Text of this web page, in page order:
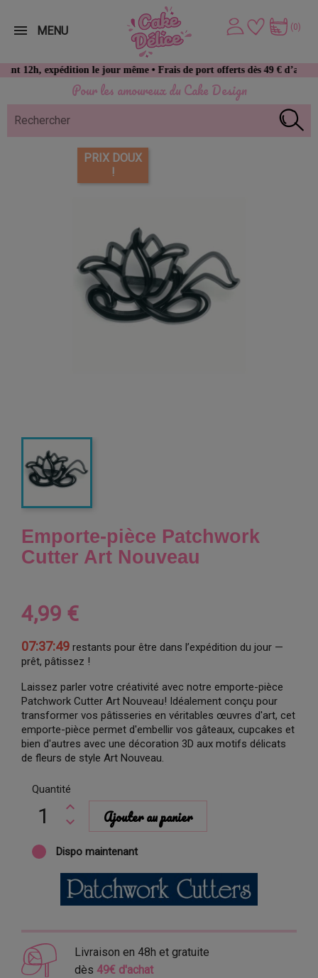
Pour les amoureux du Cake Design
expédition le jour même • Frais de port offerts dès 49 € d’achat
(0)
MENU
PRIX DOUX
!
Emporte-pièce Patchwork
Cutter Art Nouveau
4,99 €
07:37:48 restants pour être dans l’expédition du jour —
prêt, pâtissez !
Laissez parler votre créativité avec notre emporte-pièce
Patchwork Cutter Art Nouveau! Idéalement conçu pour
transformer vos pâtisseries en véritables œuvres d'art, cet
emporte-pièce permet d'embellir vos gâteaux, cupcakes et
bien d'autres avec une décoration 3D aux motifs délicats
de fleurs de style Art Nouveau.
Quantité
Ajouter au panier
Dispo maintenant
Livraison en 48h et gratuite
dès 49€ d'achat